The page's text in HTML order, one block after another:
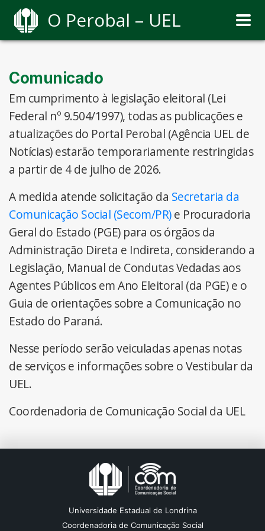
O Perobal – UEL
Comunicado
Em cumprimento à legislação eleitoral (Lei
Federal nº 9.504/1997), todas as publicações e
atualizações do Portal Perobal (Agência UEL de
Notícias) estarão temporariamente restringidas
a partir de 4 de julho de 2026.
A medida atende solicitação da Secretaria da
Comunicação Social (Secom/PR)e Procuradoria
Geral do Estado (PGE) para os órgãos da
Administração Direta e Indireta, considerando a
Legislação, Manual de Condutas Vedadas aos
Agentes Públicos em Ano Eleitoral (da PGE) e o
Guia de orientações sobre a Comunicação no
Estado do Paraná.
Nesse período serão veiculadas apenas notas
de serviços e informações sobre o Vestibular da
UEL.
Coordenadoria de Comunicação Social da UEL
Universidade Estadual de Londrina
Coordenadoria de Comunicação Social